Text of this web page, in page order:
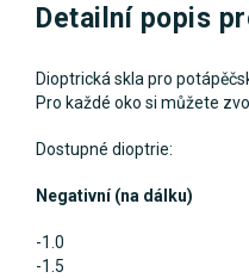
Detailní popis
Dioptrická skla pro
Pro každé oko si můžete
Dostupné dioptrie:
Negativní (na dálku)
-1.0
-1.5